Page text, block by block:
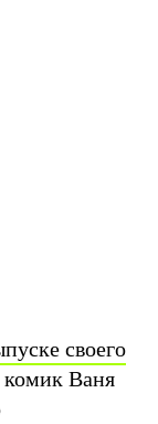
своего
комик Ваня